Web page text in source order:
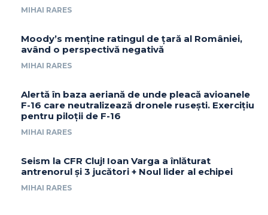
MIHAI RARES
Moody’s menține ratingul de țară al României,
având o perspectivă negativă
MIHAI RARES
Alertă în baza aeriană de unde pleacă avioanele
F-16 care neutralizează dronele rusești. Exercițiu
pentru piloții de F-16
MIHAI RARES
Seism la CFR Cluj! Ioan Varga a înlăturat
antrenorul și 3 jucători + Noul lider al echipei
MIHAI RARES